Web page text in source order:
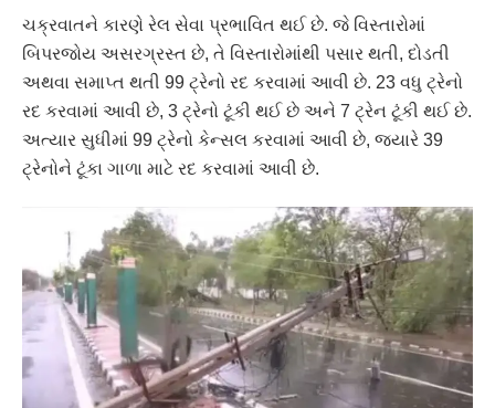
ચક્રવાતને કારણે રેલ સેવા પ્રભાવિત થઈ છે. જે વિસ્તારોમાં
બિપરજોય અસરગ્રસ્ત છે, તે વિસ્તારોમાંથી પસાર થતી, દોડતી
અથવા સમાપ્ત થતી 99 ટ્રેનો રદ કરવામાં આવી છે. 23 વધુ ટ્રેનો
રદ કરવામાં આવી છે, 3 ટ્રેનો ટૂંકી થઈ છે અને 7 ટ્રેન ટૂંકી થઈ છે.
અત્યાર સુધીમાં 99 ટ્રેનો કેન્સલ કરવામાં આવી છે, જ્યારે 39
ટ્રેનોને ટૂંકા ગાળા માટે રદ કરવામાં આવી છે.